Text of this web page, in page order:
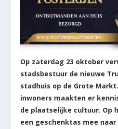
Op zaterdag 23 oktober
stadsbestuur de nieuwe
stadhuis op de Grote
inwoners maakten er
de plaatselijke cultuur. Op
een geschenktas mee